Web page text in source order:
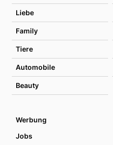
Liebe
Family
Tiere
Automobile
Beauty
Werbung
Jobs